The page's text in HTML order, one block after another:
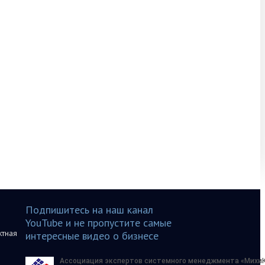
Подпишитесь на наш канал
YouTube и не пропустите самые
интересные видео о бизнесе